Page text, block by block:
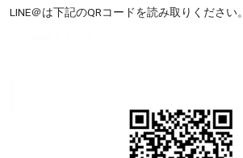
LINE＠は下記のQRコードを読み取りください。